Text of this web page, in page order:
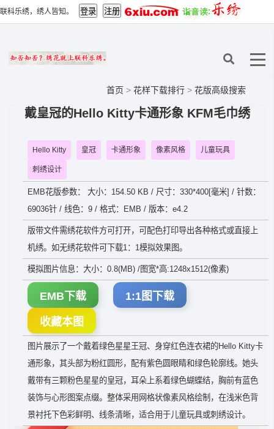
联科乐绣，绣人皆知。
首页 > 花样下载排行 > 花版高级搜索
戴皇冠的Hello Kitty卡通形象 KFM毛巾绣
Hello Kitty 皇冠 卡通形象 像素风格 儿童玩具
刺绣设计
EMB花版参数： 大小：154.50 KB / 尺寸：330*400[毫米] / 针数：
69036针 / 线色：9 / 格式：EMB / 版本：e4.2
版带文件需绣花软件方可打开，可配色打印导出各种格式或直接上
机绣。如无绣花软件可下载1：1模拟效果图。
模拟图片信息：大小：0.8(MB) /图宽*高:1248x1512(像素)
EMB下载 1:1图下载
收藏本图
图片展示了一个戴着绿色星星王冠、身穿红色连衣裙的Hello Kitty卡
通形象，其头部为粉红圆形，配有紫色圆眼睛和绿色轮廓线。她头
戴带有三颗粉色星星的皇冠，耳朵上系着绿色蝴蝶结，胸前有蓝色
装饰与心形图案点缀。整体采用网格状像素风格绘制，在浅米色背
景衬托下色彩鲜明、线条清晰，适合用于儿童玩具或刺绣设计。